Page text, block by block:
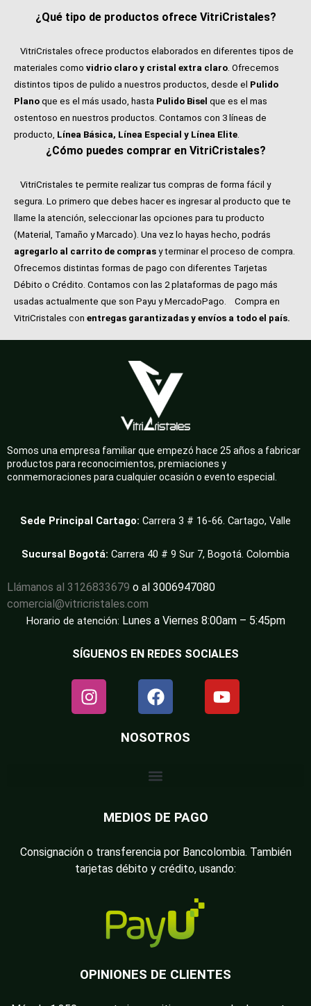
¿Qué tipo de productos ofrece VitriCristales?
VitriCristales ofrece productos elaborados en diferentes tipos de
materiales como vidrio claro y cristal extra claro. Ofrecemos
distintos tipos de pulido a nuestros productos, desde el Pulido
Plano que es el más usado, hasta Pulido Bisel que es el mas
ostentoso en nuestros productos. Contamos con 3 líneas de
producto, Línea Básica, Línea Especial y Línea Elite.
¿Cómo puedes comprar en VitriCristales?
VitriCristales te permite realizar tus compras de forma fácil y
segura. Lo primero que debes hacer es ingresar al producto que te
llame la atención, seleccionar las opciones para tu producto
(Material, Tamaño y Marcado). Una vez lo hayas hecho, podrás
agregarlo al carrito de compras y terminar el proceso de compra.
Ofrecemos distintas formas de pago con diferentes Tarjetas
Débito o Crédito. Contamos con las 2 plataformas de pago más
usadas actualmente que son Payu y MercadoPago.
Compra en
VitriCristales con entregas garantizadas y envíos a todo el país.
Somos una empresa familiar que empezó hace 25 años a fabricar
productos para reconocimientos, premiaciones y
conmemoraciones para cualquier ocasión o evento especial.
Sede Principal Cartago: Carrera 3 # 16-66. Cartago, Valle
Sucursal Bogotá: Carrera 40 # 9 Sur 7, Bogotá. Colombia
Llámanos al 3126833679 o al 3006947080
comercial@vitricristales.com
Horario de atención: Lunes a Viernes 8:00am – 5:45pm
SÍGUENOS EN REDES SOCIALES
NOSOTROS
MEDIOS DE PAGO
Consignación o transferencia por Bancolombia. También
tarjetas débito y crédito, usando:
OPINIONES DE CLIENTES